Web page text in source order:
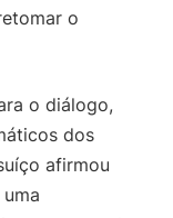
o
o diálogo,
dos
afirmou